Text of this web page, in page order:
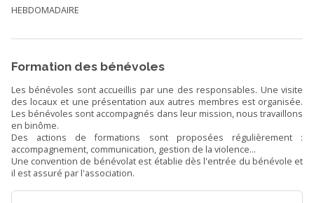
HEBDOMADAIRE
Formation des bénévoles
Les bénévoles sont accueillis par une des responsables. Une visite
des locaux et une présentation aux autres membres est organisée.
Les bénévoles sont accompagnés dans leur mission, nous travaillons
en binôme.
Des actions de formations sont proposées régulièrement :
accompagnement, communication, gestion de la violence...
Une convention de bénévolat est établie dès l'entrée du bénévole et
il est assuré par l'association.